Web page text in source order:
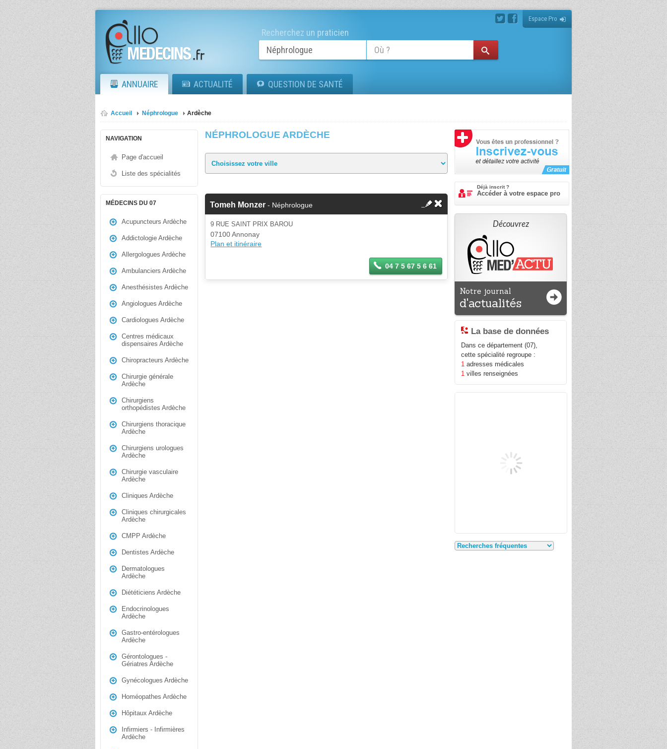
Espace Pro
Recherchez un praticien
ANNUAIRE ACTUALITÉ QUESTION DE SANTÉ
Accueil Néphrologue Ardèche
NAVIGATION
Page d'accueil
Liste des spécialités
MÉDECINS DU 07
Acupuncteurs Ardèche
Addictologie Ardèche
Allergologues Ardèche
Ambulanciers Ardèche
Anesthésistes Ardèche
Angiologues Ardèche
Cardiologues Ardèche
Centres médicaux
dispensaires Ardèche
Chiropracteurs Ardèche
Chirurgie générale
Ardèche
Chirurgiens
orthopédistes Ardèche
Chirurgiens thoracique
Ardèche
Chirurgiens urologues
Ardèche
Chirurgie vasculaire
Ardèche
Cliniques Ardèche
Cliniques chirurgicales
Ardèche
CMPP Ardèche
Dentistes Ardèche
Dermatologues
Ardèche
Diététiciens Ardèche
Endocrinologues
Ardèche
Gastro-entérologues
Ardèche
Gérontologues -
Gériatres Ardèche
Gynécologues Ardèche
Homéopathes Ardèche
Hôpitaux Ardèche
Infirmiers - Infirmières
Ardèche
NÉPHROLOGUE ARDÈCHE
Tomeh Monzer - Néphrologue
9 RUE SAINT PRIX BAROU
07100 Annonay
Plan et itinéraire
04 7 5 67 5 6 61
Déjà inscrit ?
Accéder à votre espace pro
Découvrez
Notre journal
d'actualités
La base de données
Dans ce département (07),
cette spécialité regroupe :
1 adresses médicales
1 villes renseignées